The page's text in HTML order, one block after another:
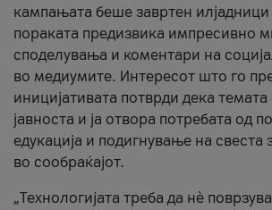
кампањата беше завртен илјадници
пораката предизвика импресивно
споделувања и коментари на
во медиумите. Интересот што го
иницијативата потврди дека
јавноста и ја отвора потребата од
едукација и подигнување на свеста
во сообраќајот.
„Технологијата треба да нè